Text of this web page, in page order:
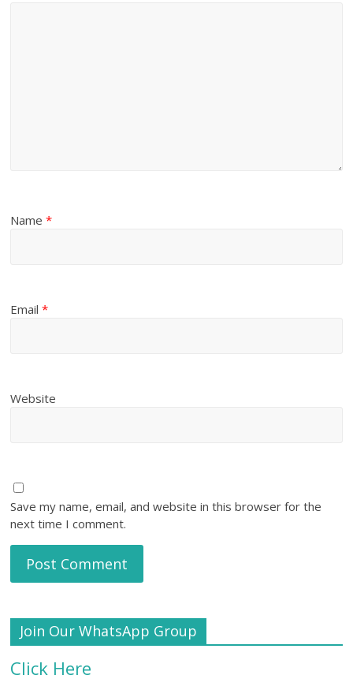
Name*
Email*
Website
Save my name, email, and website in this browser for the
next time I comment.
Join Our WhatsApp Group
Click Here